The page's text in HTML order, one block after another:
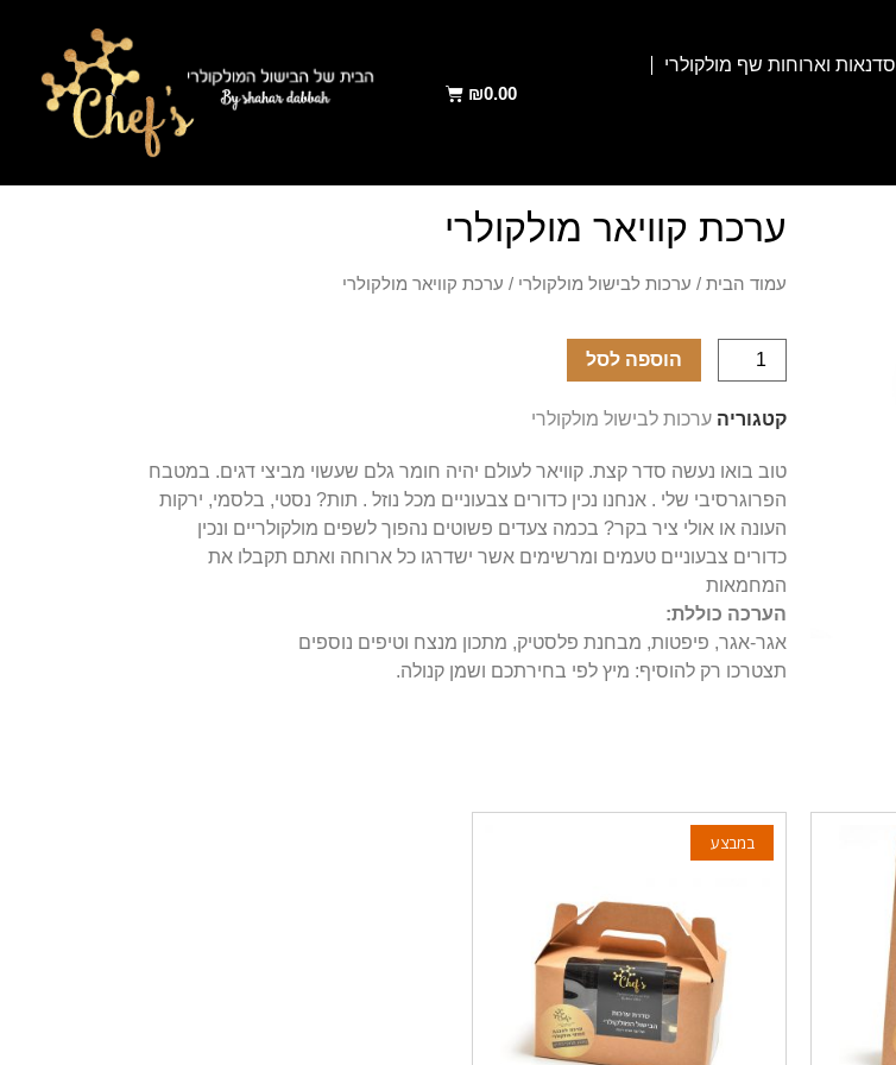
סדנאות וארוחות שף מולקולרי
₪0.00
ערכת קוויאר מולקולרי
עמוד הבית / ערכות לבישול מולקולרי / ערכת קוויאר מולקולרי
הוספה לסל
קטגוריה ערכות לבישול מולקולרי
טוב בואו נעשה סדר קצת. קוויאר לעולם יהיה חומר גלם שעשוי מביצי דגים. במטבח
הפרוגרסיבי שלי . אנחנו נכין כדורים צבעוניים מכל נוזל . תות? נסטי, בלסמי, ירקות
העונה או אולי ציר בקר? בכמה צעדים פשוטים נהפוך לשפים מולקולריים ונכין
כדורים צבעוניים טעמים ומרשימים אשר ישדרגו כל ארוחה ואתם תקבלו את
המחמאות
הערכה כוללת:
אגר-אגר, פיפטות, מבחנת פלסטיק, מתכון מנצח וטיפים נוספים
תצטרכו רק להוסיף: מיץ לפי בחירתכם ושמן קנולה.
במבצע